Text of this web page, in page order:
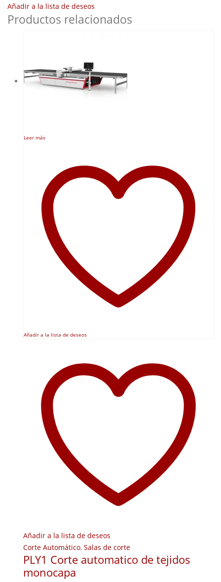
Añadir a la lista de deseos
Productos relacionados
Leer más
Añadir a la lista de deseos
Añadir a la lista de deseos
Corte Automático, Salas de corte
PLY1 Corte automatico de tejidos
monocapa